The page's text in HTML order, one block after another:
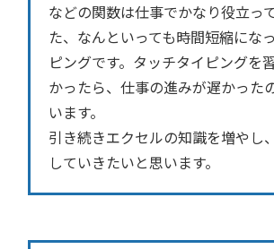
などの関数は仕事でかなり役立っ
た、なんといっても時間短縮にな
ピングです。タッチタイピングを
かったら、仕事の進みが遅かった
います。
引き続きエクセルの知識を増やし
していきたいと思います。